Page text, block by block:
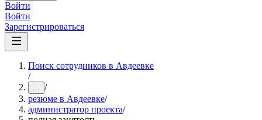
Войти
Войти
Зарегистрироваться
Поиск сотрудников в Авдеевке
/
... /
резюме в Авдеевке/
администратор проекта/